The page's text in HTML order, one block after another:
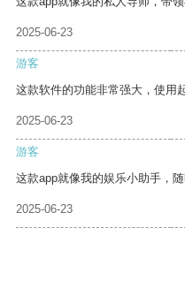
2025-06-23
游客
这款软件的功能非常强大，使用
2025-06-23
游客
这款app就像我的娱乐小助手，
2025-06-23